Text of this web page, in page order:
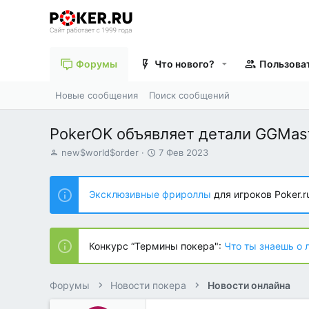
Форумы Что нового?
Новые сообщения Поиск сообщений
PokerOK объявляет детали
А
т
о
р
т
е
м
ы
new$world$order
Д
т
н
а
ч
л
а
7 Фев 2023
Эксклюзивные фрироллы для игроков
Конкурс “Термины покера": Что ты знаешь о
Форумы Новости покера Новости онлайна